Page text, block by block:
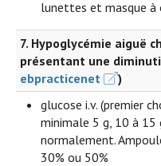
lunettes et masque à
7. Hypoglycémie aiguë
présentant une
ebpracticenet
)
glucose i.v. (premier
minimale 5 g, 10 à
normalement.
30% ou 50%